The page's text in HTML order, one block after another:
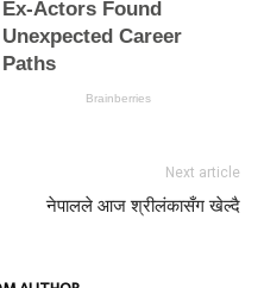
Next article
नेपालले आज श्रीलंकासँग खेल्दै